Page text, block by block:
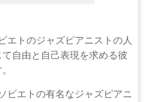
エトのジャズピアニストの人
自由と自己表現を求める彼
ビエトの有名なジャズピアニ